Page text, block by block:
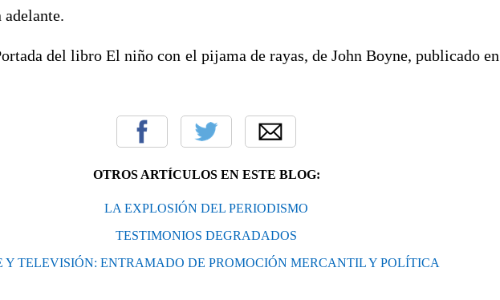
adelante.
del libro El niño con el pijama de rayas, de John Boyne, publicado en
OTROS ARTÍCULOS EN ESTE BLOG:
LA EXPLOSIÓN DEL PERIODISMO
TESTIMONIOS DEGRADADOS
Y TELEVISIÓN: ENTRAMADO DE PROMOCIÓN MERCANTIL Y POLÍTICA